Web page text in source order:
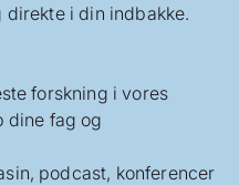
direkte i din indbakke.
forskning i vores
dine fag og
podcast, konferencer